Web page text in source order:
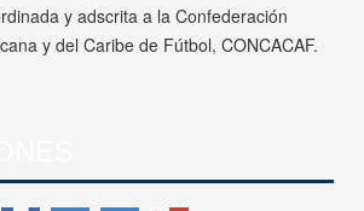
y adscrita a la Confederación
y del Caribe de Fútbol, CONCACAF.